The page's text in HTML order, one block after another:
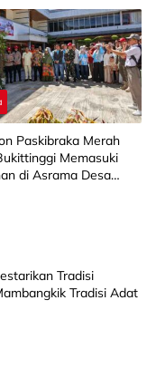
Paskibraka Merah
Memasuki
di Asrama Desa
Tradisi
Tradisi Adat